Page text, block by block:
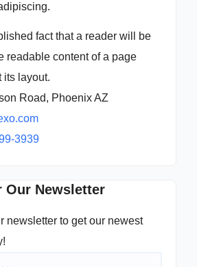
fact that a reader will be
readable content of a page
its layout.
Road, Phoenix AZ
3939
Our Newsletter
newsletter to get our newest